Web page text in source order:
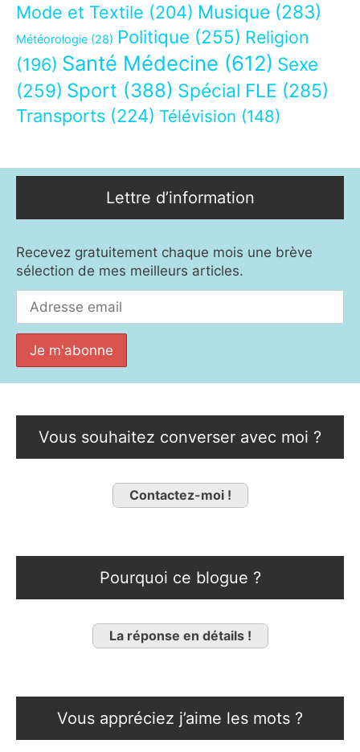
Mode et Textile (204) Musique (283)
Météorologie (28) Politique (255) Religion
(196) Santé Médecine (612) Sexe
(259) Sport (388) Spécial FLE (285)
Transports (224) Télévision (148)
Lettre d’information
Recevez gratuitement chaque mois une brève
sélection de mes meilleurs articles.
Vous souhaitez converser avec moi ?
Contactez-moi !
Pourquoi ce blogue ?
La réponse en détails !
Vous appréciez j’aime les mots ?